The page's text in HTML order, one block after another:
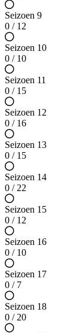
Seizoen 9
0 / 12
Seizoen 10
0 / 10
Seizoen 11
0 / 15
Seizoen 12
0 / 16
Seizoen 13
0 / 15
Seizoen 14
0 / 22
Seizoen 15
0 / 12
Seizoen 16
0 / 10
Seizoen 17
0 / 7
Seizoen 18
0 / 20